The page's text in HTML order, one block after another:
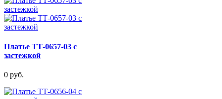
Платье ТТ-0657-03 с
застежкой
0 руб.